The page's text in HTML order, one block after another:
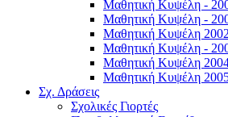
Μαθητική Κυψέλη -
Μαθητική Κυψέλη -
Μαθητική Κυψέλη 2002
Μαθητική Κυψέλη -
Μαθητική Κυψέλη
Μαθητική Κυψέλη
Σχ. Δράσεις
Σχολικές Γιορτές